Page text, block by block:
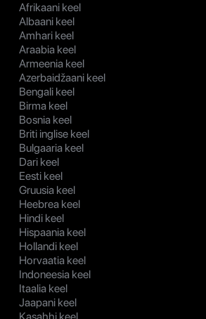
Afrikaani keel
Albaani keel
Amhari keel
Araabia keel
Armeenia keel
Azerbaidžaani keel
Bengali keel
Birma keel
Bosnia keel
Briti inglise keel
Bulgaaria keel
Dari keel
Eesti keel
Gruusia keel
Heebrea keel
Hindi keel
Hispaania keel
Hollandi keel
Horvaatia keel
Indoneesia keel
Itaalia keel
Jaapani keel